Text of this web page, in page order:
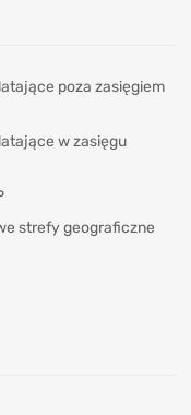
poza zasięgiem
w zasięgu
strefy geograficzne